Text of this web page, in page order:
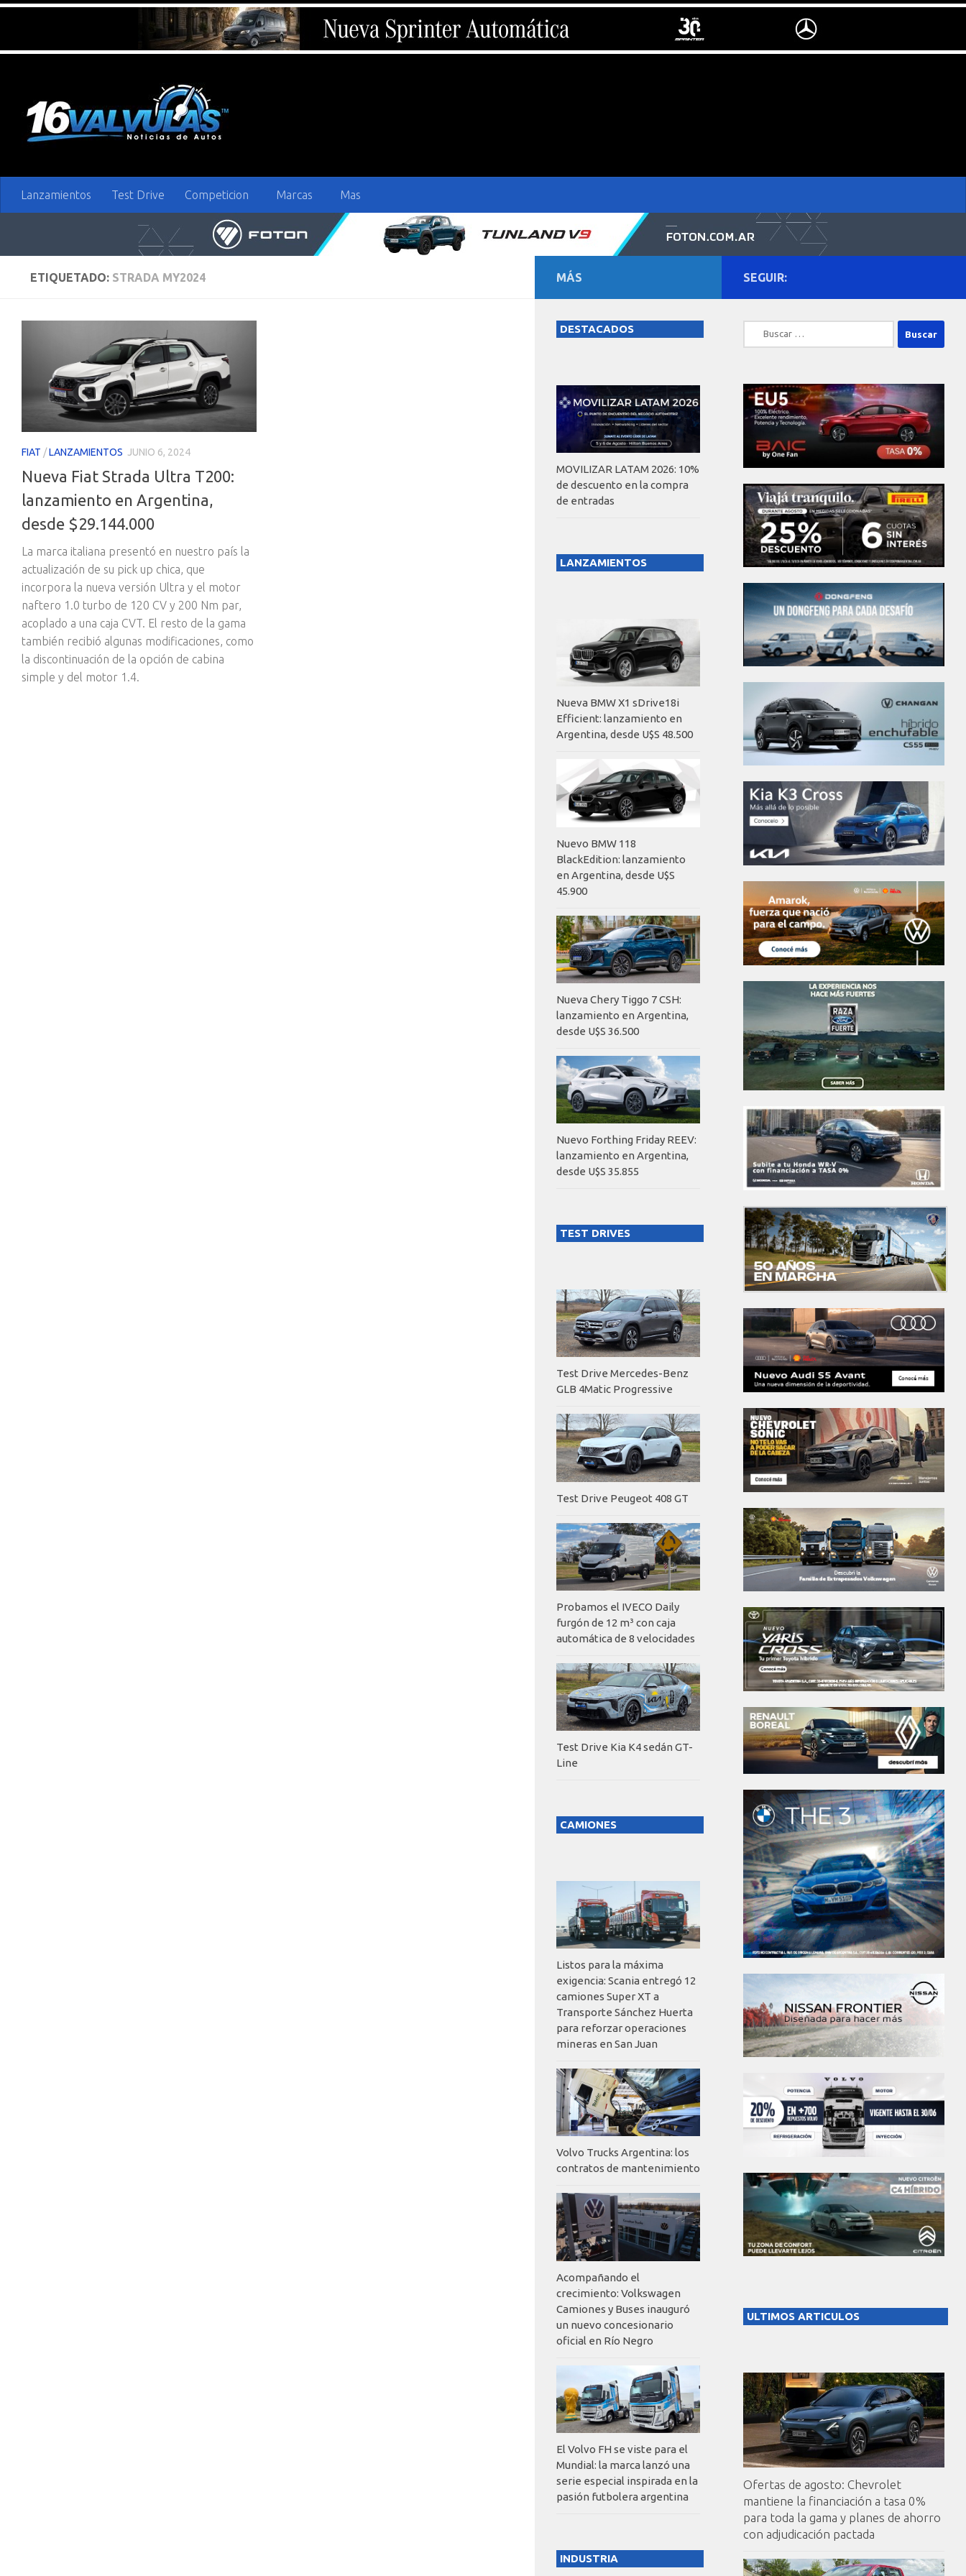
Lanzamientos Test Drive Competicion Marcas Mas
ETIQUETADO: STRADA MY2024
FIAT /LANZAMIENTOS JUNIO 6, 2024
Nueva Fiat Strada Ultra T200:
lanzamiento en Argentina,
desde $29.144.000
La marca italiana presentó en nuestro país la
actualización de su pick up chica, que
incorpora la nueva versión Ultra y el motor
naftero 1.0 turbo de 120 CV y 200 Nm par,
acoplado a una caja CVT. El resto de la gama
también recibió algunas modificaciones, como
la discontinuación de la opción de cabina
simple y del motor 1.4.
SEGUIR:
Buscar:
ULTIMOS ARTICULOS
Ofertas de agosto: Chevrolet
mantiene la financiación a tasa 0%
para toda la gama y planes de ahorro
con adjudicación pactada
MÁS
DESTACADOS
MOVILIZAR LATAM 2026: 10%
de descuento en la compra
de entradas
LANZAMIENTOS
Nueva BMW X1 sDrive18i
Efficient: lanzamiento en
Argentina, desde U$S 48.500
Nuevo BMW 118
BlackEdition: lanzamiento
en Argentina, desde U$S
45.900
Nueva Chery Tiggo 7 CSH:
lanzamiento en Argentina,
desde U$S 36.500
Nuevo Forthing Friday REEV:
lanzamiento en Argentina,
desde U$S 35.855
TEST DRIVES
Test Drive Mercedes-Benz
GLB 4Matic Progressive
Test Drive Peugeot 408 GT
Probamos el IVECO Daily
furgón de 12 m³ con caja
automática de 8 velocidades
Test Drive Kia K4 sedán GT-
Line
CAMIONES
Listos para la máxima
exigencia: Scania entregó 12
camiones Super XT a
Transporte Sánchez Huerta
para reforzar operaciones
mineras en San Juan
Volvo Trucks Argentina: los
contratos de mantenimiento
Acompañando el
crecimiento: Volkswagen
Camiones y Buses inauguró
un nuevo concesionario
oficial en Río Negro
El Volvo FH se viste para el
Mundial: la marca lanzó una
serie especial inspirada en la
pasión futbolera argentina
INDUSTRIA